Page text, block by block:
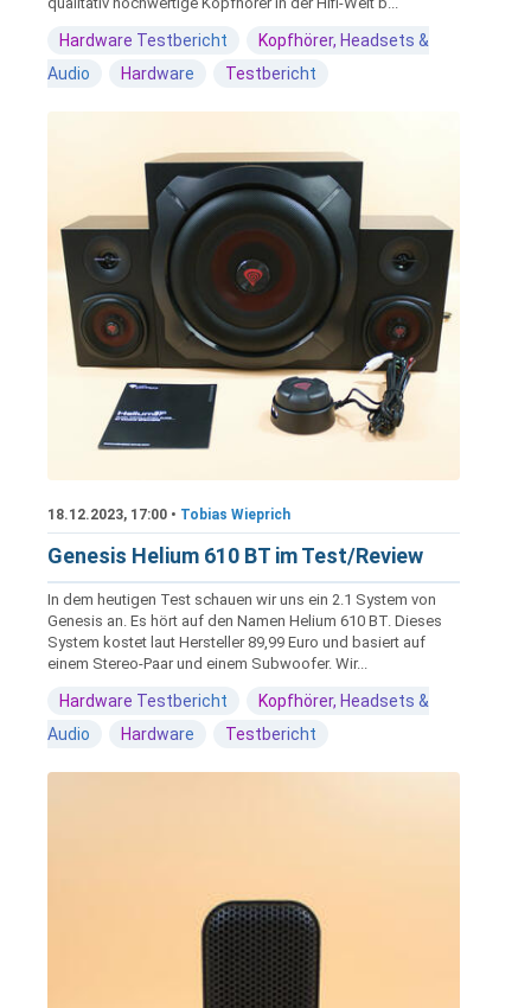
Hardware Testbericht
Kopfhörer, Headsets &
Audio
Hardware Testbericht
18.12.2023, 17:00 • Tobias Wieprich
Genesis Helium 610 BT im Test/Review
In dem heutigen Test schauen wir uns ein 2.1 System von
Genesis an. Es hört auf den Namen Helium 610 BT. Dieses
System kostet laut Hersteller 89,99 Euro und basiert auf
einem Stereo-Paar und einem Subwoofer. Wir...
Hardware Testbericht
Kopfhörer, Headsets &
Audio
Hardware Testbericht